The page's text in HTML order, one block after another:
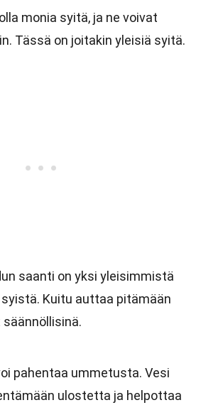
monia syitä, ja ne voivat
Tässä on joitakin yleisiä syitä.
saanti on yksi yleisimmistä
Kuitu auttaa pitämään
pahentaa ummetusta. Vesi
ulostetta ja helpottaa